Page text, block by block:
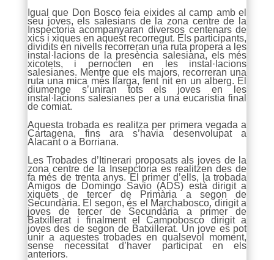
Igual que Don Bosco feia eixides al camp amb el
seu joves, els salesians de la zona centre de la
Inspectoria acompanyaran diversos centenars de
xics i xiques en aquest recorregut. Els participants,
dividits en nivells recorreran una ruta propera a les
instal·lacions de la presència salesiana, els més
xicotets, i pernocten en les instal·lacions
salesianes. Mentre que els majors, recorreran una
ruta una mica més llarga, fent nit en un alberg. El
diumenge s’uniran tots els joves en les
instal·lacions salesianes per a una eucaristia final
de comiat.
Aquesta trobada es realitza per primera vegada a
Cartagena, fins ara s’havia desenvolupat a
Alacant o a Borriana.
Les Trobades d’Itinerari proposats als joves de la
zona centre de la Insepctoria es realitzen des de
fa més de trenta anys. El primer d’ells, la trobada
Amigos de Domingo Savio (ADS) està dirigit a
xiquets de tercer de Primària a segon de
Secundària. El segon, és el Marchabosco, dirigit a
joves de tercer de Secundària a primer de
Batxillerat i finalment el Campobosco dirigit a
joves des de segon de Batxillerat. Un jove es pot
unir a aquestes trobades en qualsevol moment,
sense necessitat d’haver participat en els
anteriors.